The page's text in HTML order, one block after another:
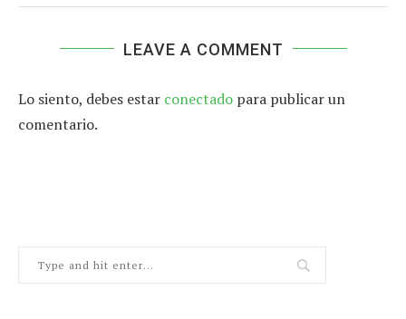
LEAVE A COMMENT
Lo siento, debes estar conectado para publicar un
comentario.